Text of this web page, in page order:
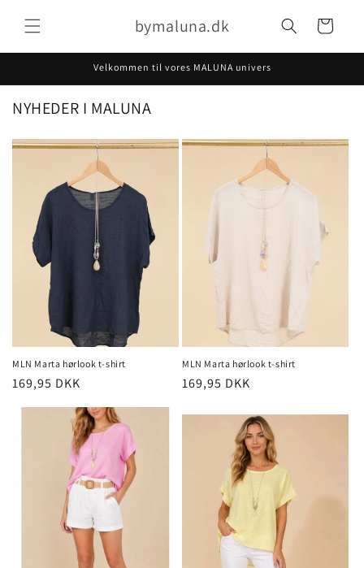
indhold
bymaluna.dk Indkøbskurv
Velkommen til vores MALUNA univers
NYHEDER I MALUNA
MLN Marta hørlook t-shirt
Normalpris
169,95 DKK
MLN Marta hørlook t-shirt
Normalpris
169,95 DKK